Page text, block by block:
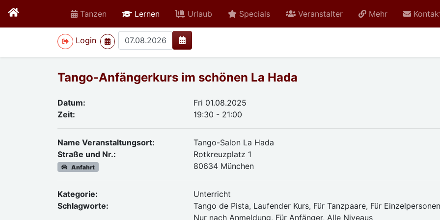
Tanzen Lernenactive Urlaub Specials Veranstalter Mehr
Login
>
Tango-Anfängerkurs im schönen La Hada
Datum:
Fri 01.08.2025
Zeit:
19:30 - 21:00
Name Veranstaltungsort:
Tango-Salon La Hada
Straße und Nr.:
Anfahrt
Rotkreuzplatz 1
80634 München
Kategorie:
Unterricht
Schlagworte:
Tango de Pista, Laufender Kurs, Für Tanzpaare, Für
Nur nach Anmeldung, Für Anfänger, Alle Niveaus